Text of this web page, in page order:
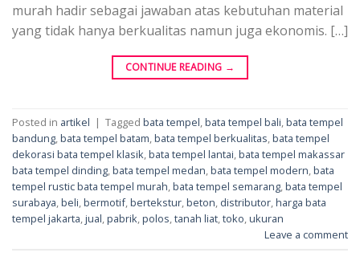
murah hadir sebagai jawaban atas kebutuhan material
yang tidak hanya berkualitas namun juga ekonomis. […]
CONTINUE READING →
Posted in artikel | Tagged bata tempel,bata tempel bali,bata tempel
bandung,bata tempel batam,bata tempel berkualitas,bata tempel
dekorasi bata tempel klasik,bata tempel lantai,bata tempel makassar
bata tempel dinding,bata tempel medan,bata tempel modern,bata
tempel rustic bata tempel murah,bata tempel semarang,bata tempel
surabaya,beli,bermotif,bertekstur,beton, distributor,harga bata
tempel jakarta,jual,pabrik,polos,tanah liat,toko,ukuran
Leave a comment